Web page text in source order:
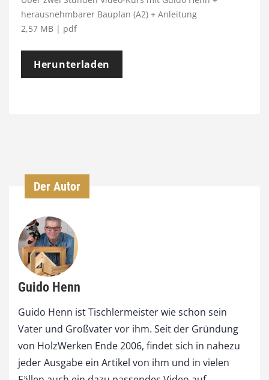
herausnehmbarer Bauplan (A2) + Anleitung
2,57 MB | pdf
Herunterladen
Der Autor
Guido Henn
Guido Henn ist Tischlermeister wie schon sein
Vater und Großvater vor ihm. Seit der Gründung
von HolzWerken Ende 2006, findet sich in nahezu
jeder Ausgabe ein Artikel von ihm und in vielen